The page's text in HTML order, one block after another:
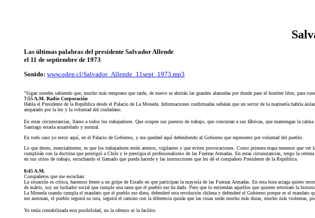
Las últimas palabras del presidente Salvador Allende
el 11 de septiembre de 1973
Sonido: www.odep.cl/Salvador_Allende_11sept_1973.mp3
"Sigan ustedes sabiendo que, mucho más temprano que tarde, de nuevo se abrirán las grandes alamedas por donde pase el hombre libre, para
7:55 A.M. Radio Corporación
Habla el Presidente de la República desde el Palacio de La Moneda. Informaciones confirmadas señalan que un sector de la marinería habría
amparado por la ley y la voluntad del ciudadano.
En estas circunstancias, llamo a todos los trabajadores. Que ocupen sus puestos de trabajo, que concurran a sus fábricas, que mantengan la
Santiago estaría acuartelado y normal.
En todo caso yo estoy aquí, en el Palacio de Gobierno, y me quedaré aquí defendiendo al Gobierno que represento por voluntad del pueblo.
Lo que deseo, esencialmente, es que los trabajadores estén atentos, vigilantes y que eviten provocaciones. Como primera etapa tenemos que
cumplirán con la doctrina que prestigió a Chile y le prestigia el profesionalismo de las Fuerzas Armadas. En estas circunstancias, tengo la
en sus sitios de trabajo, escuchando el llamado que pueda hacerle y las instrucciones que les dé el compañero Presidente de la República.
8:45 A.M.
Compañeros que me escuchan:
La situación es crítica, hacemos frente a un golpe de Estado en que participan la mayoría de las Fuerzas Armadas. En esta hora aciaga quiero
de mártir, soy un luchador social que cumple una tarea que el pueblo me ha dado. Pero que lo entiendan aquellos que quieren retrotraer la
La Moneda cuando cumpla el mandato que el pueblo me diera, defenderé esta revolución chilena y defenderé el Gobierno porque es el
me asesinan, el pueblo seguirá su ruta, seguirá el camino con la diferencia quizás que las cosas serán mucho más duras, mucho más violentas,
Yo tenía contabilizada esta posibilidad, no la ofrezco ni la facilito.